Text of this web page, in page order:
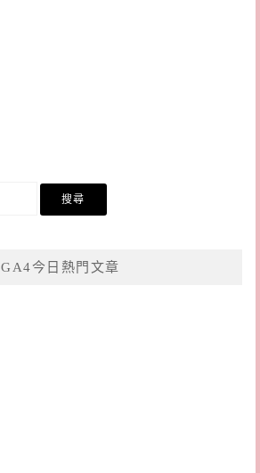
GA4今日熱門文章